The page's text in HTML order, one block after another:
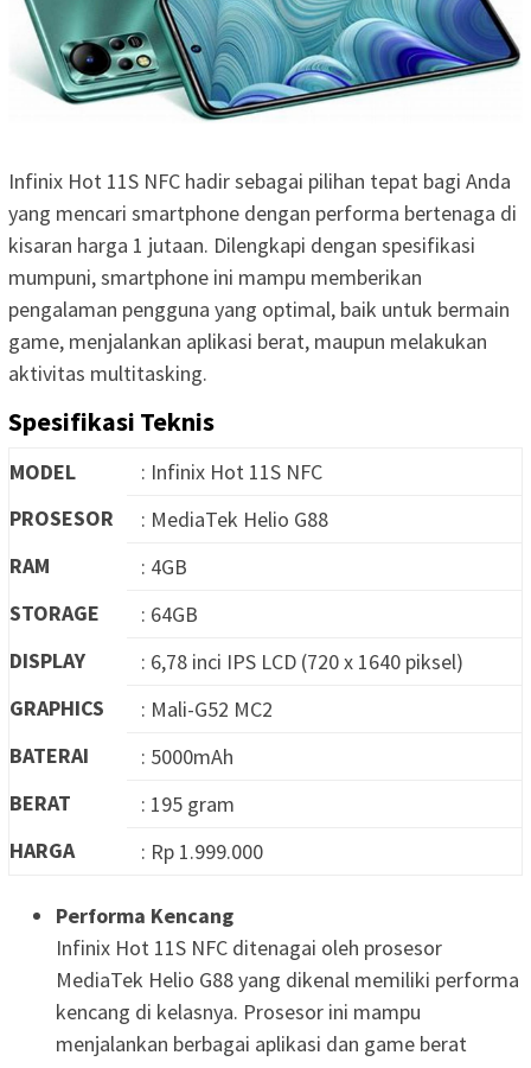
Infinix Hot 11S NFC hadir sebagai pilihan tepat bagi Anda
yang mencari smartphone dengan performa bertenaga di
kisaran harga 1 jutaan. Dilengkapi dengan spesifikasi
mumpuni, smartphone ini mampu memberikan
pengalaman pengguna yang optimal, baik untuk bermain
game, menjalankan aplikasi berat, maupun melakukan
aktivitas multitasking.
Spesifikasi Teknis
MODEL
: Infinix Hot 11S NFC
PROSESOR
: MediaTek Helio G88
RAM
: 4GB
STORAGE
: 64GB
DISPLAY
: 6,78 inci IPS LCD (720 x 1640 piksel)
GRAPHICS
: Mali-G52 MC2
BATERAI
: 5000mAh
BERAT
: 195 gram
HARGA
: Rp 1.999.000
Performa Kencang
Infinix Hot 11S NFC ditenagai oleh prosesor
MediaTek Helio G88 yang dikenal memiliki performa
kencang di kelasnya. Prosesor ini mampu
menjalankan berbagai aplikasi dan game berat